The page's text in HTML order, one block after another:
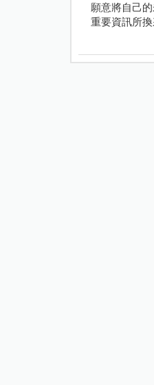
願意將自己
重要資訊所